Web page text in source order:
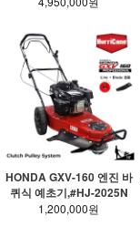
HONDA GXV-160 엔진 바
퀴식 예초기,#HJ-2025N
1,200,000원